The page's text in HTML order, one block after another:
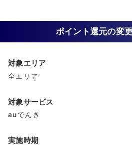
ポイント還元の変
対象エリア
全エリア
対象サービス
auでんき
実施時期